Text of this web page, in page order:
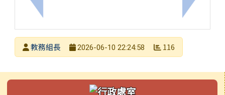
上一筆：衛武營國家藝術文化中心2026年「【武營
下一筆：
發布者
教務組長
2026-06-10 22:24:58 116
左邊區域內容